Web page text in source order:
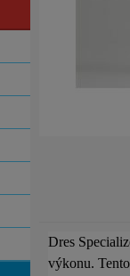
Dres
výkonu.